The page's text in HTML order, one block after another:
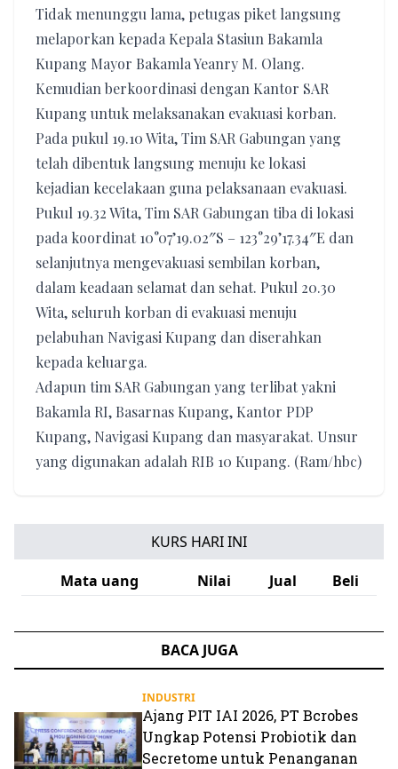
Tidak menunggu lama, petugas piket langsung
melaporkan kepada Kepala Stasiun Bakamla
Kupang Mayor Bakamla Yeanry M. Olang.
Kemudian berkoordinasi dengan Kantor SAR
Kupang untuk melaksanakan evakuasi korban.
Pada pukul 19.10 Wita, Tim SAR Gabungan yang
telah dibentuk langsung menuju ke lokasi
kejadian kecelakaan guna pelaksanaan evakuasi.
Pukul 19.32 Wita, Tim SAR Gabungan tiba di lokasi
pada koordinat 10°07’19.02″S – 123°29’17.34″E dan
selanjutnya mengevakuasi sembilan korban,
dalam keadaan selamat dan sehat. Pukul 20.30
Wita, seluruh korban di evakuasi menuju
pelabuhan Navigasi Kupang dan diserahkan
kepada keluarga.
Adapun tim SAR Gabungan yang terlibat yakni
Bakamla RI, Basarnas Kupang, Kantor PDP
Kupang, Navigasi Kupang dan masyarakat. Unsur
yang digunakan adalah RIB 10 Kupang. (Ram/hbc)
KURS HARI INI
Mata uang
Nilai Jual Beli
BACA JUGA
INDUSTRI
Ajang PIT IAI 2026, PT Bcrobes
Ungkap Potensi Probiotik dan
Secretome untuk Penanganan